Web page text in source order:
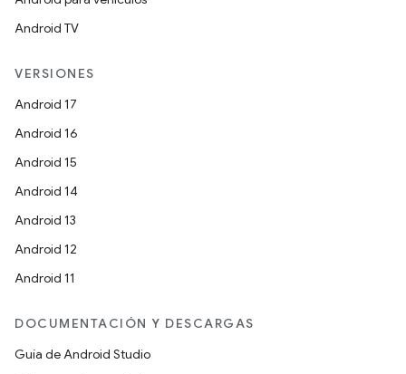
Android TV
VERSIONES
Android 17
Android 16
Android 15
Android 14
Android 13
Android 12
Android 11
DOCUMENTACIÓN Y DESCARGAS
Guía de Android Studio